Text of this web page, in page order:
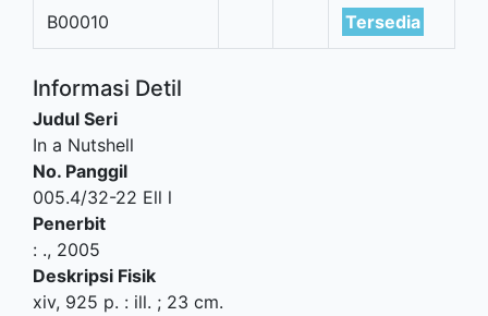
B00010 Tersedia
Informasi Detil
Judul Seri
In a Nutshell
No. Panggil
005.4/32-22 Ell l
Penerbit
: ., 2005
Deskripsi Fisik
xiv, 925 p. : ill. ; 23 cm.